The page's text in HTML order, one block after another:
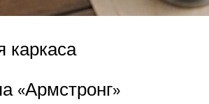
каркаса
«Армстронг»